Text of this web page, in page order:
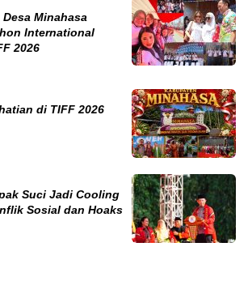
Minahasa
International
2026
di TIFF 2026
Suci Jadi Cooling
Sosial dan Hoaks